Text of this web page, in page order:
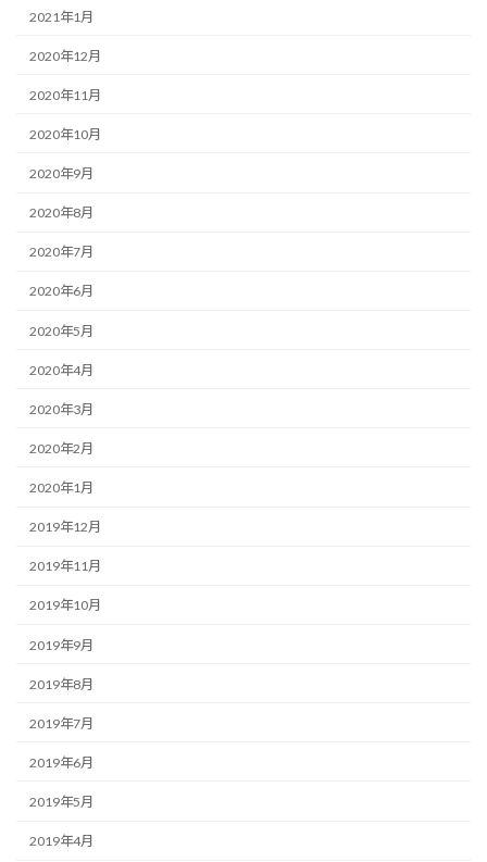
2021年1月
2020年12月
2020年11月
2020年10月
2020年9月
2020年8月
2020年7月
2020年6月
2020年5月
2020年4月
2020年3月
2020年2月
2020年1月
2019年12月
2019年11月
2019年10月
2019年9月
2019年8月
2019年7月
2019年6月
2019年5月
2019年4月